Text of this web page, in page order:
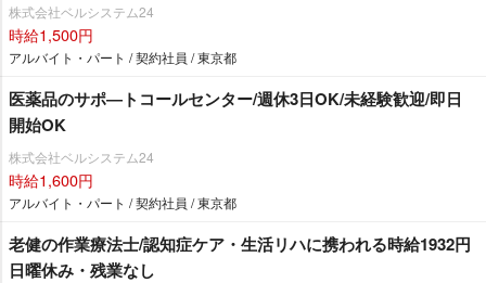
株式会社ベルシステム24
時給1,500円
アルバイト・パート / 契約社員 / 東京都
医薬品のサポ―トコールセンター/週休3日OK/未経験歓迎/即日
開始OK
株式会社ベルシステム24
時給1,600円
アルバイト・パート / 契約社員 / 東京都
老健の作業療法士/認知症ケア・生活リハに携われる時給1932円
日曜休み・残業なし